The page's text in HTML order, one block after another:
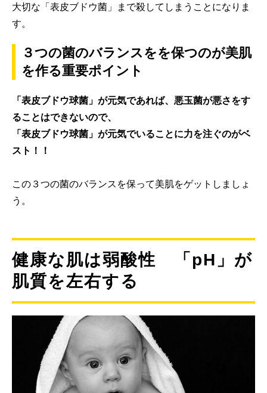
大切な「表皮ブドウ菌」まで殺してしまうことになりま
す。
３つの菌のバランスをを保つのが美肌
を作る重要ポイント
「表皮ブドウ球菌」が元気であれば、悪玉菌が悪さをす
ることはできないので、
「表皮ブドウ球菌」が元気でいることに力を注ぐのがベ
スト！！
この３つの菌のバランスを保って美肌をゲットしましょ
う。
健康な肌は弱酸性 「pH」が
肌質を左右する